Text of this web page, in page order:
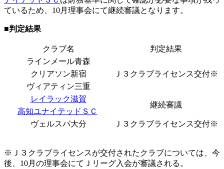
ているため、10月理事会にて継続審議となります。
■判定結果
クラブ名
判定結果
ラインメール青森
Ｊ３クラブライセンス交付※
クリアソン新宿
ヴィアティン三重
レイラック滋賀
継続審議
高知ユナイテッドＳＣ
ヴェルスパ大分
Ｊ３クラブライセンス交付※
※Ｊ３クラブライセンスが交付されたクラブについては、今
後、10月の理事会にてＪリーグ入会が審議される。